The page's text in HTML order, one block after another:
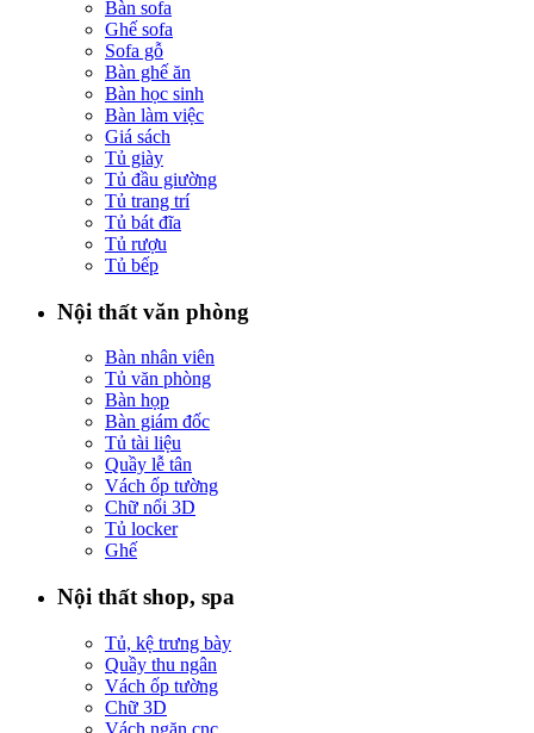
Bàn sofa
Ghế sofa
Sofa gỗ
Bàn ghế ăn
Bàn học sinh
Bàn làm việc
Giá sách
Tủ giày
Tủ đầu giường
Tủ trang trí
Tủ bát đĩa
Tủ rượu
Tủ bếp
Nội thất văn phòng
Bàn nhân viên
Tủ văn phòng
Bàn họp
Bàn giám đốc
Tủ tài liệu
Quầy lễ tân
Vách ốp tường
Chữ nổi 3D
Tủ locker
Ghế
Nội thất shop, spa
Tủ, kệ trưng bày
Quầy thu ngân
Vách ốp tường
Chữ 3D
Vách ngăn cnc